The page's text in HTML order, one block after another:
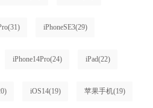
(31) iPhoneSE3(29)
iPhone14Pro(24) iPad(22)
iOS14(19) 苹果手机(19)